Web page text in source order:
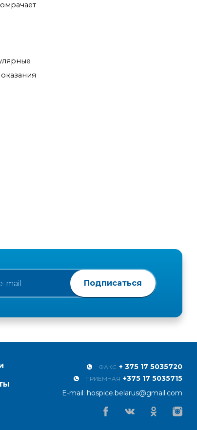
Подписаться
ФАКС + 375 17 5035720
ПРИЕМНАЯ +375 17 5035715
E-mail: hospice.belarus@gmail.com
FacebookVkontakteOdnoklassniki